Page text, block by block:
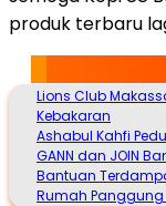
produk terbaru
Lions Club
Kebakaran
Ashabul Kahfi
GANN dan JOIN
Bantuan
Rumah